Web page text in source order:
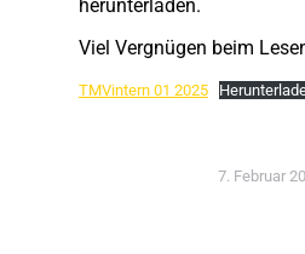
herunterladen.
Viel Vergnügen beim
TMVintern 01 2025
7. Februar